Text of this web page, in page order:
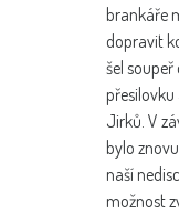
brankáře
dopravit
šel
Jirků. V
bylo
naší
možnost